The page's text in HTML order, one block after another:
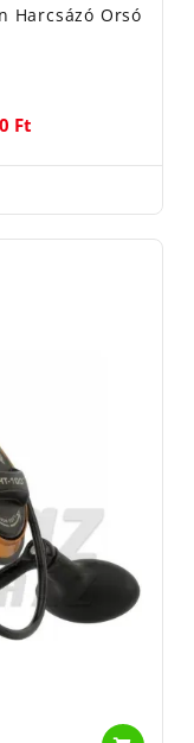
Harcsázó Orsó
Ft